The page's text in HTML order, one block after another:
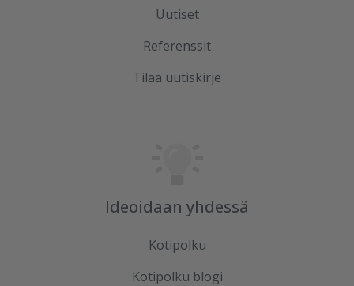
Uutiset
Referenssit
Tilaa uutiskirje
Ideoidaan yhdessä
Kotipolku
Kotipolku blogi